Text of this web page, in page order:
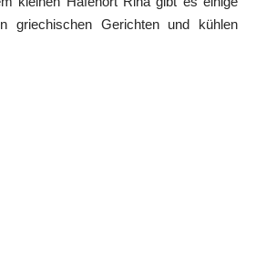
griechischen Gerichten und kühlen